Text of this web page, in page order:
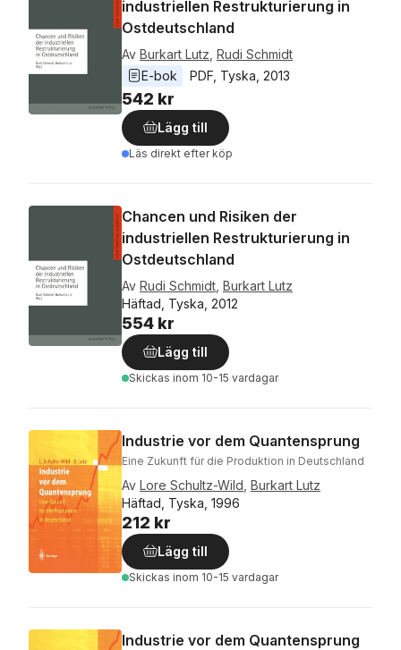
industriellen Restrukturierung in
Ostdeutschland
Av Burkart Lutz Rudi Schmidt
E-bok
PDF Tyska 2013
542 kr
Lägg till
Läs direkt efter köp
Chancen und Risiken der
industriellen Restrukturierung in
Ostdeutschland
Av Rudi Schmidt Burkart Lutz
Häftad, Tyska, 2012
554 kr
Lägg till
Skickas inom 10-15 vardagar
Industrie vor dem Quantensprung
Eine Zukunft für die Produktion in Deutschland
Av Lore Schultz-Wild Burkart Lutz
Häftad, Tyska, 1996
212 kr
Lägg till
Skickas inom 10-15 vardagar
Industrie vor dem Quantensprung